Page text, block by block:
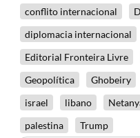
conflito internacional
diplomacia internacional
Editorial Fronteira Livre
Geopolítica
Ghobeiry
israel
libano
palestina
Trump